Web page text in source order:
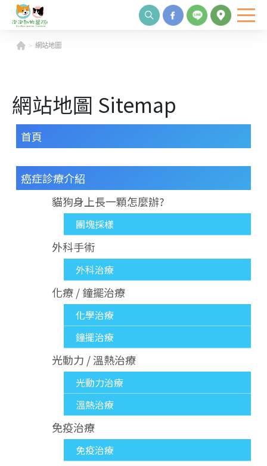
網站地圖
網站地圖 Sitemap
首頁
癌症診療介紹
貓狗身上長一顆怎麼辦?
團塊採樣
外科手術
外科治療
化療 / 鐘擺治療
化學治療
鐘擺治療
光動力 / 溫熱治療
光動力治療
溫熱治療
免疫治療
免疫治療